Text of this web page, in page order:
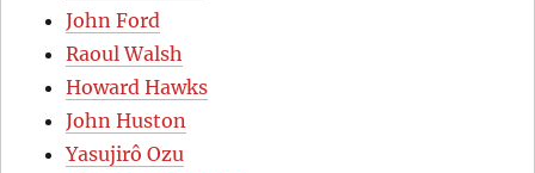
John Ford
Raoul Walsh
Howard Hawks
John Huston
Yasujirô Ozu